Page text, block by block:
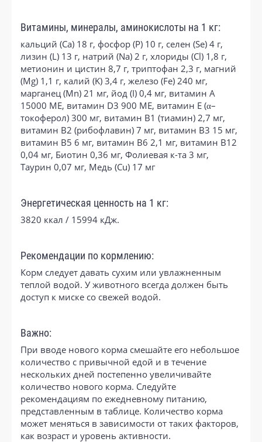
Витамины, минералы, аминокислоты на 1 кг:
кальций (Ca) 18 г, фосфор (P) 10 г, селен (Se) 4 г,
лизин (L) 13 г, натрий (Na) 2 г, хлориды (Cl) 1,8 г,
метионин и цистин 8,7 г, триптофан 2,3 г, магний
(Mg) 1,1 г, калий (K) 3,4 г, железо (Fe) 240 мг,
марганец (Mn) 21 мг, йод (I) 0,4 мг, витамин А
15000 МЕ, витамин D3 900 МЕ, витамин Е (α–
токоферол) 300 мг, витамин В1 (тиамин) 2,7 мг,
витамин В2 (рибофлавин) 7 мг, витамин В3 15 мг,
витамин В5 6 мг, витамин В6 2,1 мг, витамин В12
0,04 мг, Биотин 0,36 мг, Фолиевая к-та 3 мг,
Таурин 0,07 мг, Медь (Cu) 17 мг
Энергетическая ценность на 1 кг:
3820 ккал / 15994 кДж.
Рекомендации по кормлению:
Корм следует давать сухим или увлажненным
теплой водой. У животного всегда должен быть
доступ к миске со свежей водой.
Важно:
При вводе нового корма смешайте его небольшое
количество с привычной едой и в течение
нескольких дней постепенно увеличивайте
количество нового корма. Следуйте
рекомендациям по ежедневному питанию,
представленным в таблице. Количество корма
может меняться в зависимости от таких факторов,
как возраст и уровень активности.